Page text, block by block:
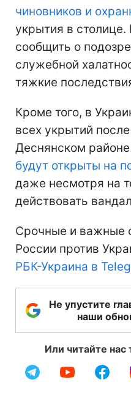
чиновников и
укрытия в столице.
сообщить о
служебной
тяжкие
Кроме того, в
всех укрытий
Деснянском
будут открыты на
даже несмотря на
действовать
Срочные и важные
России против
РБК-Украина в
Не упустите
наши
Или читайте нас